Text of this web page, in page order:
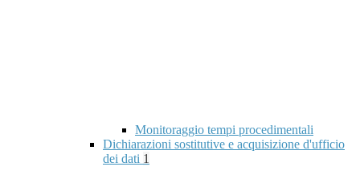
Monitoraggio tempi procedimentali
Dichiarazioni sostitutive e acquisizione d'ufficio
dei dati 1